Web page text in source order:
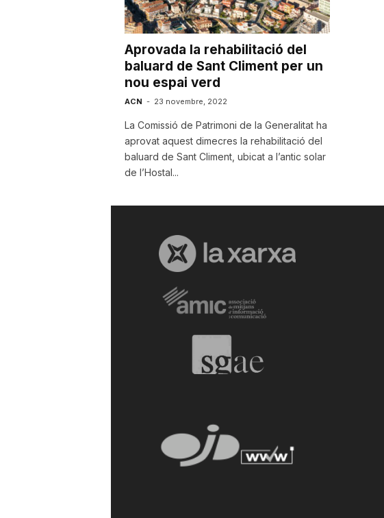
a
t
d
e
a
o
Aprovada la rehabilitació del
baluard de Sant Climent per un
nou espai verd
ACN - 23 novembre, 2022
La Comissió de Patrimoni de la Generalitat ha
aprovat aquest dimecres la rehabilitació del
baluard de Sant Climent, ubicat a l’antic solar
de l’Hostal...